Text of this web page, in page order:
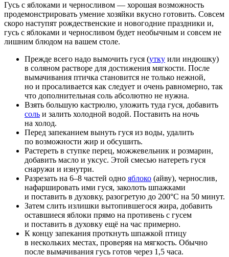
Гусь с яблоками и черносливом — хорошая возможность
продемонстрировать умение хозяйки вкусно готовить. Совсем
скоро наступят рождественские и новогодние праздники и,
гусь с яблоками и черносливом будет необычным и совсем не
лишним блюдом на вашем столе.
Прежде всего надо вымочить гуся (утку или индюшку)
в соляном растворе для достижения мягкости. После
вымачивания птичка становится не только нежной,
но и просаливается как следует и очень равномерно, так
что дополнительная соль абсолютно не нужна.
Взять большую кастрюлю, уложить туда гуся, добавить
соль и залить холодной водой. Поставить на ночь
на холод.
Перед запеканием вынуть гуся из воды, удалить
по возможности жир и обсушить.
Растереть в ступке перец, можжевельник и розмарин,
добавить масло и уксус. Этой смесью натереть гуся
снаружи и изнутри.
Разрезать на 6–8 частей одно яблоко (айву), чернослив,
нафаршировать ими гуся, заколоть шпажками
и поставить в духовку, разогретую до 200°C на 50 минут.
Затем слить излишки вытопившегося жира, добавить
оставшиеся яблоки прямо на противень с гусем
и поставить в духовку ещё на час примерно.
К концу запекания проткнуть шпажкой птицу
в нескольких местах, проверяя на мягкость. Обычно
после вымачивания гусь готов через 1,5 часа.